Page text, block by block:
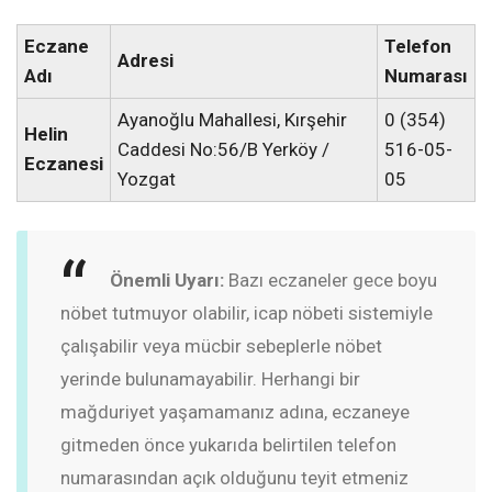
Eczane
Adı
Adresi
Telefon
Numarası
Helin
Eczanesi
Ayanoğlu Mahallesi, Kırşehir
Caddesi No:56/B Yerköy /
Yozgat
0 (354)
516-05-
05
Önemli Uyarı: Bazı eczaneler gece boyu
nöbet tutmuyor olabilir, icap nöbeti sistemiyle
çalışabilir veya mücbir sebeplerle nöbet
yerinde bulunamayabilir. Herhangi bir
mağduriyet yaşamamanız adına, eczaneye
gitmeden önce yukarıda belirtilen telefon
numarasından açık olduğunu teyit etmeniz